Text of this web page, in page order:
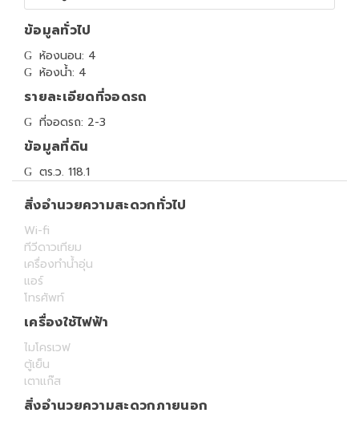
ข้อมูลทั่วไป
ห้องนอน: 4
ห้องน้ำ: 4
รายละเอียดที่จอดรถ
ที่จอดรถ: 2-3
ข้อมูลที่ดิน
ตร.ว. 118.1
สิ่งอำนวยความสะดวกทั่วไป
Wi-fi
ทีวีดาวเทียม
เครื่องทำน้ำอุ่น
แอร์
โทรศัพท์
เครื่องใช้ไฟฟ้า
ไมโครเวฟ
ตู้เย็น
เตาแก๊ส
สิ่งอำนวยความสะดวกภายนอก